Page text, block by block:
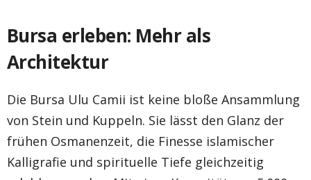
Bursa erleben: Mehr als
Architektur
Die Bursa Ulu Camii ist keine bloße Ansammlung
von Stein und Kuppeln. Sie lässt den Glanz der
frühen Osmanenzeit, die Finesse islamischer
Kalligrafie und spirituelle Tiefe gleichzeitig